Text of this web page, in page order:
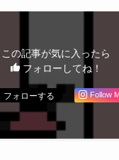
この記事が気に入ったら
フォローしてね！
Follow